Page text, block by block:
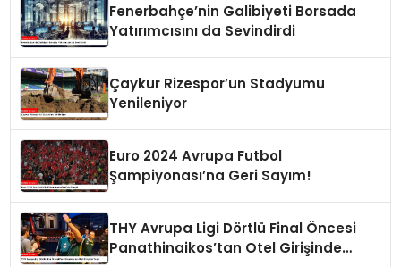
Fenerbahçe’nin Galibiyeti Borsada
Yatırımcısını da Sevindirdi
Çaykur Rizespor’un Stadyumu
Yenileniyor
Euro 2024 Avrupa Futbol
Şampiyonası’na Geri Sayım!
THY Avrupa Ligi Dörtlü Final Öncesi
Panathinaikos’tan Otel Girişinde